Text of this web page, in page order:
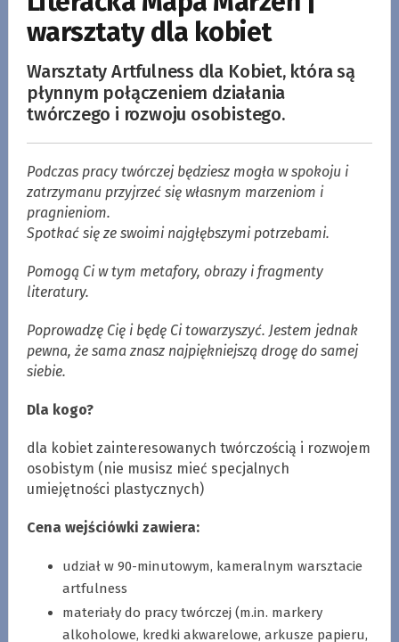
warsztaty dla kobiet
Warsztaty Artfulness dla Kobiet, która są
płynnym połączeniem działania
twórczego i rozwoju osobistego.
Podczas pracy twórczej będziesz mogła w spokoju i
zatrzymanu przyjrzeć się własnym marzeniom i
pragnieniom.
Spotkać się ze swoimi najgłębszymi potrzebami.
Pomogą Ci w tym metafory, obrazy i fragmenty
literatury.
Poprowadzę Cię i będę Ci towarzyszyć. Jestem jednak
pewna, że sama znasz najpiękniejszą drogę do samej
siebie.
Dla kogo?
dla kobiet zainteresowanych twórczością i rozwojem
osobistym (nie musisz mieć specjalnych
umiejętności plastycznych)
Cena wejściówki zawiera:
udział w 90-minutowym, kameralnym warsztacie
artfulness
materiały do pracy twórczej (m.in. markery
alkoholowe, kredki akwarelowe, arkusze papieru,